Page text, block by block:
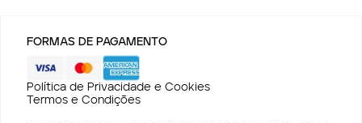
FORMAS DE PAGAMENTO
Política de Privacidade e Cookies
Termos e Condições